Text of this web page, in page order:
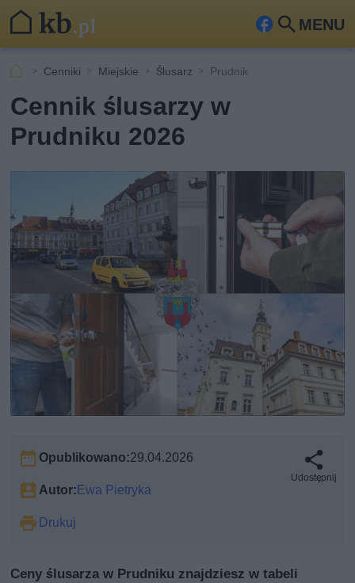
MENU
Fa Szu
Cenniki Miejskie Ślusarz Prudnik
Cennik ślusarzy w
Prudniku 2026
Opublikowano:29.04.2026
Autor: Ewa Pietryka
Drukuj
Udostępnij
Ceny ślusarza w Prudniku znajdziesz w tabeli